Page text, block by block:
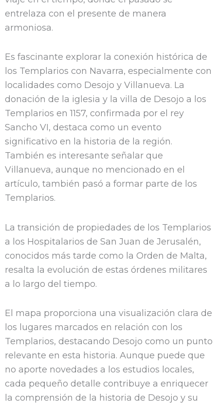
entrelaza con el presente de manera
armoniosa.
Es fascinante explorar la conexión histórica de
los Templarios con Navarra, especialmente con
localidades como Desojo y Villanueva. La
donación de la iglesia y la villa de Desojo a los
Templarios en 1157, confirmada por el rey
Sancho VI, destaca como un evento
significativo en la historia de la región.
También es interesante señalar que
Villanueva, aunque no mencionado en el
artículo, también pasó a formar parte de los
Templarios.
La transición de propiedades de los Templarios
a los Hospitalarios de San Juan de Jerusalén,
conocidos más tarde como la Orden de Malta,
resalta la evolución de estas órdenes militares
a lo largo del tiempo.
El mapa proporciona una visualización clara de
los lugares marcados en relación con los
Templarios, destacando Desojo como un punto
relevante en esta historia. Aunque puede que
no aporte novedades a los estudios locales,
cada pequeño detalle contribuye a enriquecer
la comprensión de la historia de Desojo y su